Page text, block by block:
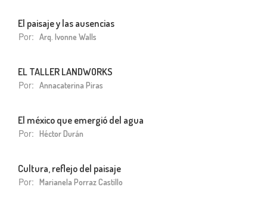
El paisaje y las ausencias
Por: Arq. Ivonne Walls
EL TALLER LANDWORKS
Por: Annacaterina Piras
El méxico que emergió del agua
Por: Héctor Durán
Cultura, reflejo del paisaje
Por: Marianela Porraz Castillo